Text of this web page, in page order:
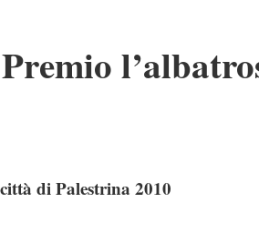
di Palestrina 2010